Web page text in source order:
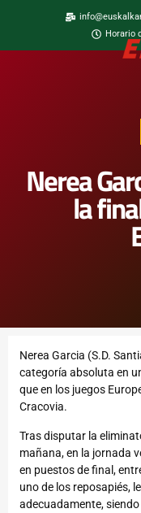
Horario
Nerea
la
Nerea Garcia (S.D.
categoría absoluta en
que en los juegos
Cracovia.
Tras disputar la
mañana, en la jornada
en puestos de final,
uno de los reposapiés,
adecuadamente,